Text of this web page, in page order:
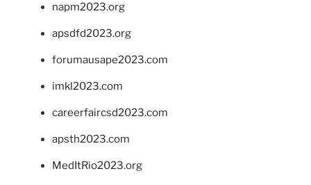
napm2023.org
apsdfd2023.org
forumausape2023.com
imkl2023.com
careerfaircsd2023.com
apsth2023.com
MedItRio2023.org